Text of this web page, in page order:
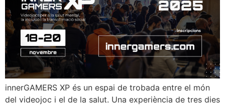
innerGAMERS XP és un espai de trobada entre el món
del videojoc i el de la salut. Una experiència de tres dies